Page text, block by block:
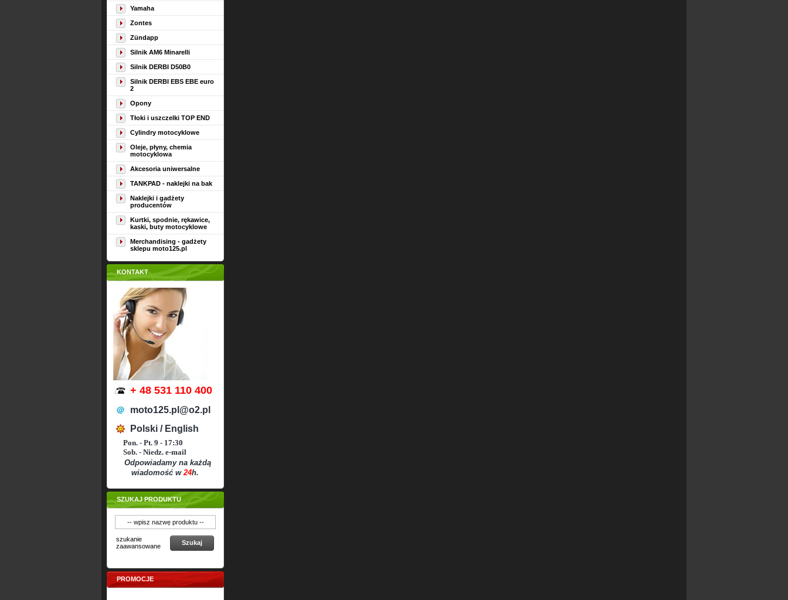
Yamaha
Zontes
Zündapp
Silnik AM6 Minarelli
Silnik DERBI D50B0
Silnik DERBI EBS EBE euro
2
Opony
Tłoki i uszczelki TOP END
Cylindry motocyklowe
Oleje, płyny, chemia
motocyklowa
Akcesoria uniwersalne
TANKPAD - naklejki na bak
Naklejki i gadżety
producentów
Kurtki, spodnie, rękawice,
kaski, buty motocyklowe
Merchandising - gadżety
sklepu moto125.pl
KONTAKT
+ 48 531 110 400
moto125.pl@o2.pl
Polski / English
Pon. - Pt. 9 - 17:30
Sob. - Niedz. e-mail
Odpowiadamy na każdą
wiadomość w24h.
SZUKAJ PRODUKTU
szukanie
zaawansowane
Szukaj
PROMOCJE